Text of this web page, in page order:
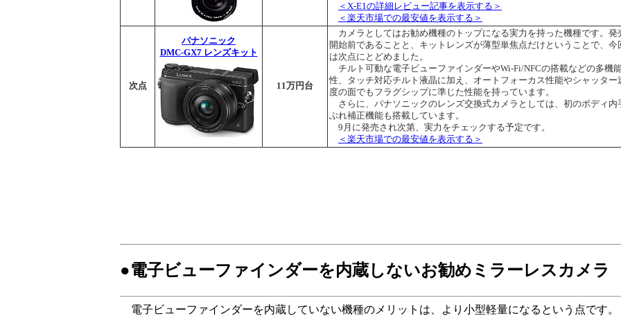
＜X-E1の詳細レビュー記事を表示する＞
＜楽天市場での最安値を表示する＞
次点
パナソニック
DMC-GX7 レンズキット
11万円台
カメラとしてはお勧め機種のトップになる実力を持った機種です。発
開始前であることと、キットレンズが薄型単焦点だけということで、今
は次点にとどめました。
チルト可動な電子ビューファインダーやWi-Fi/NFCの搭載などの多機
性、タッチ対応チルト液晶に加え、オートフォーカス性能やシャッター
度の面でもフラグシップに準じた性能を持っています。
さらに、パナソニックのレンズ交換式カメラとしては、初のボディ内
ぶれ補正機能も搭載しています。
9月に発売され次第、実力をチェックする予定です。
＜楽天市場での最安値を表示する＞
●電子ビューファインダーを内蔵しないお勧めミラーレスカメラ
電子ビューファインダーを内蔵していない機種のメリットは、より小型軽量になるという点です。